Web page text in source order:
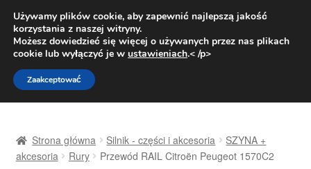
DOSTAWA od 31 zł
Pn.-pt. 9:00-16:00800 003 167
Przejdź
do
nawigacji
Przejdź
do
treści
Dostawa
Strona główna Silnik - części i akcesoria
SZYNA +
akcesoria
Rury Przewód RAIL Citroën Peugeot 1570C2
Używamy plików cookie, aby zapewnić najlepszą jakość
korzystania z naszej witryny.
Możesz dowiedzieć się więcej o używanych przez nas plikach
cookie lub wyłączyć je w ustawieniach.< /p>
Zaakceptować